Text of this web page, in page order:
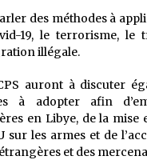
des méthodes à
19, le terrorisme, le
illégale.
auront à discuter
à adopter afin
en Libye, de la mise
sur les armes et de
et des